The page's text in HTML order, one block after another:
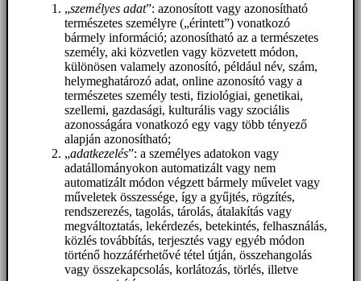
„személyes adat”: azonosított vagy azonosítható
természetes személyre („érintett”) vonatkozó
bármely információ; azonosítható az a természetes
személy, aki közvetlen vagy közvetett módon,
különösen valamely azonosító, például név, szám,
helymeghatározó adat, online azonosító vagy a
természetes személy testi, fiziológiai, genetikai,
szellemi, gazdasági, kulturális vagy szociális
azonosságára vonatkozó egy vagy több tényező
alapján azonosítható;
„adatkezelés”: a személyes adatokon vagy
adatállományokon automatizált vagy nem
automatizált módon végzett bármely művelet vagy
műveletek összessége, így a gyűjtés, rögzítés,
rendszerezés, tagolás, tárolás, átalakítás vagy
megváltoztatás, lekérdezés, betekintés, felhasználás,
közlés továbbítás, terjesztés vagy egyéb módon
történő hozzáférhetővé tétel útján, összehangolás
vagy összekapcsolás, korlátozás, törlés, illetve